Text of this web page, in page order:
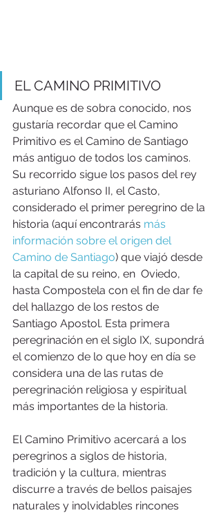
EL CAMINO PRIMITIVO
Aunque es de sobra conocido, nos
gustaría recordar que el Camino
Primitivo es el Camino de Santiago
más antiguo de todos los caminos.
Su recorrido sigue los pasos del rey
asturiano Alfonso II, el Casto,
considerado el primer peregrino de la
historia (aquí encontrarás más
información sobre el origen del
Camino de Santiago) que viajó desde
la capital de su reino, en  Oviedo,
hasta Compostela con el fin de dar fe
del hallazgo de los restos de
Santiago Apostol. Esta primera
peregrinación en el siglo IX, supondrá
el comienzo de lo que hoy en día se
considera una de las rutas de
peregrinación religiosa y espiritual
más importantes de la historia.
El Camino Primitivo acercará a los
peregrinos a siglos de historia,
tradición y la cultura, mientras
discurre a través de bellos paisajes
naturales y inolvidables rincones